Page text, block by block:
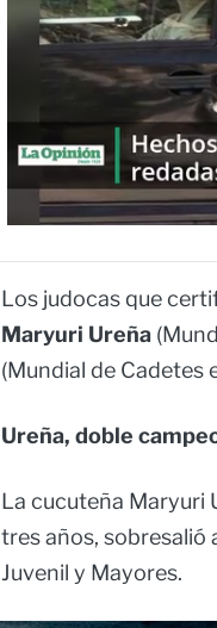
Los judocas que
Maryuri Ureña
(Mundial de Cadetes
Ureña, doble
La cucuteña Maryuri
tres años, sobresalió
Juvenil y Mayores.